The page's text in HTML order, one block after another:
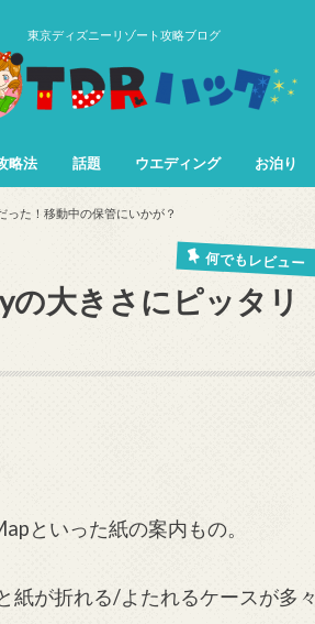
東京ディズニーリゾート攻略ブログ
略法 話題 ウエディング お泊り
た！移動中の保管にいかが？
何でもレビュー
大きさにピッタリ
といった紙の案内もの。
紙が折れる/よたれるケースが多々